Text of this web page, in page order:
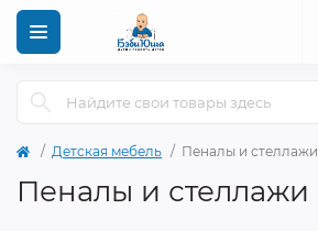
Детская мебель Пеналы и стеллажи
Пеналы и стеллажи